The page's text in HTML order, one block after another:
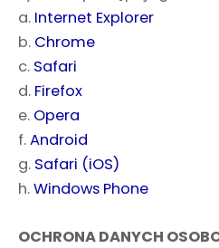
a. Internet Explorer
b. Chrome
c. Safari
d. Firefox
e. Opera
f.Android
g. Safari (iOS)
h.Windows Phone
OCHRONA DANYCH